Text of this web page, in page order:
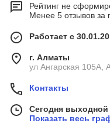
Рейтинг не
Менее 5 отзывов за
Работает с
г. Алматы
ул Ангарская 105А,
Контакты
Сегодня выходной
Показать весь